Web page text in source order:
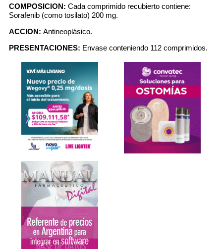
COMPOSICION: Cada comprimido recubierto contiene:
Sorafenib (como tosilato) 200 mg.
ACCION: Antineoplásico.
PRESENTACIONES: Envase conteniendo 112 comprimidos.